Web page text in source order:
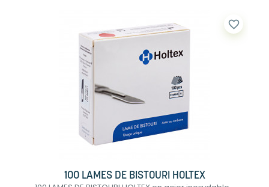
favorite_border
100 LAMES DE BISTOURI HOLTEX